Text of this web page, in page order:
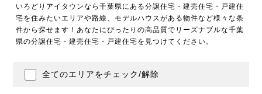
いろどりアイタウンなら千葉県にある分譲住宅・建売住宅・戸建住
宅を住みたいエリアや路線、モデルハウスがある物件など様々な条
件から探せます！あなたにぴったりの高品質でリーズナブルな千葉
県の分譲住宅・建売住宅・戸建住宅を見つけてください。
全てのエリアをチェック/解除